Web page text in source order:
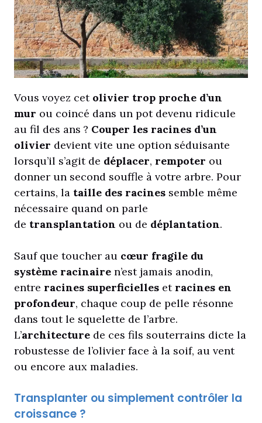
Vous voyez cet olivier trop proche d’un
mur ou coincé dans un pot devenu ridicule
au fil des ans ? Couper les racines d’un
olivier devient vite une option séduisante
lorsqu’il s’agit de déplacer, rempoter ou
donner un second souffle à votre arbre. Pour
certains, la taille des racines semble même
nécessaire quand on parle
de transplantation ou de déplantation.
Sauf que toucher au cœur fragile du
système racinaire n’est jamais anodin,
entre racines superficielles et racines en
profondeur, chaque coup de pelle résonne
dans tout le squelette de l’arbre.
L’architecture de ces fils souterrains dicte la
robustesse de l’olivier face à la soif, au vent
ou encore aux maladies.
Transplanter ou simplement contrôler la
croissance ?